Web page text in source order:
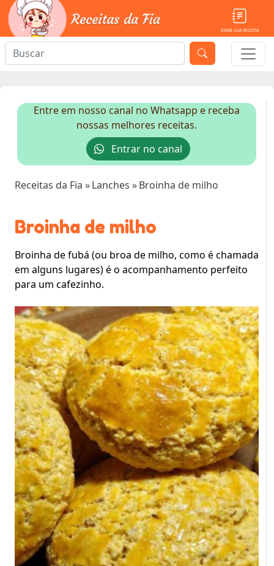
ENVIE SUA RECEITA
Entre em nosso canal no Whatsapp e receba
nossas melhores receitas.
Entrar no canal
Receitas da Fia »Lanches »Broinha de milho
Broinha de milho
Broinha de fubá (ou broa de milho, como é chamada
em alguns lugares) é o acompanhamento perfeito
para um cafezinho.